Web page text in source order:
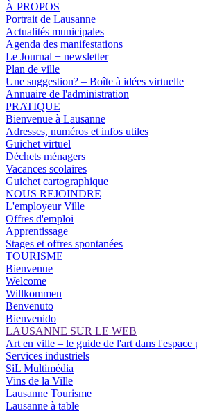
À PROPOS
Portrait de Lausanne
Actualités municipales
Agenda des manifestations
Le Journal + newsletter
Plan de ville
Une suggestion? – Boîte à idées virtuelle
Annuaire de l'administration
PRATIQUE
Bienvenue à Lausanne
Adresses, numéros et infos utiles
Guichet virtuel
Déchets ménagers
Vacances scolaires
Guichet cartographique
NOUS REJOINDRE
L'employeur Ville
Offres d'emploi
Apprentissage
Stages et offres spontanées
TOURISME
Bienvenue
Welcome
Willkommen
Benvenuto
Bienvenido
LAUSANNE SUR LE WEB
Art en ville – le guide de l'art dans l'espace
Services industriels
SiL Multimédia
Vins de la Ville
Lausanne Tourisme
Lausanne à table